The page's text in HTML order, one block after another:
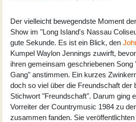
Der vielleicht bewegendste Moment
Show im "Long Island's Nassau
gute Sekunde. Es ist ein Blick, den
Kumpel Waylon Jennings zuwirft,
ihren gemeinsam geschriebenen
Gang" anstimmen. Ein kurzes
doch so viel über die Freundschaft der
Stichwort "Freundschaft". Darum ging
Vorreiter der Countrymusic 1984 zu
zusammen fanden. Sie